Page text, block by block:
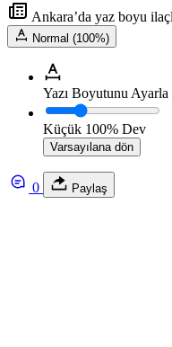
Ankara’da yaz boyu
Normal (100%)
Yazı Boyutunu Ayarla
Küçük 100% Dev
Varsayılana dön
0 Paylaş